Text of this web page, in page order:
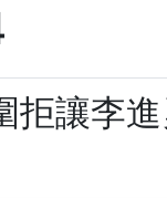
讓李